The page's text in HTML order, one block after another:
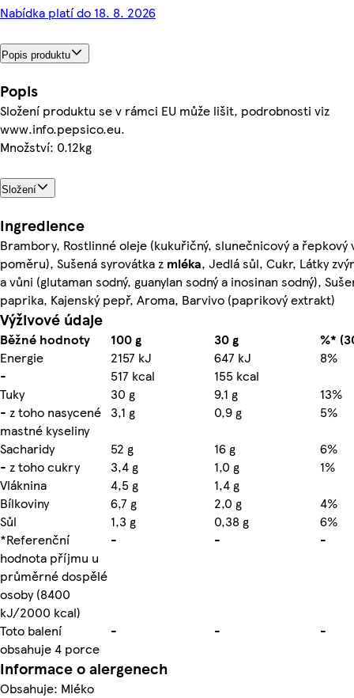
Nabídka platí do 18. 8. 2026
Popis produktu
Popis
Složení produktu se v rámci EU může lišit, podrobnosti viz
www.info.pepsico.eu.
Množství: 0.12kg
Složení
Ingredience
Brambory, Rostlinné oleje (kukuřičný, slunečnicový a řepkový
poměru), Sušená syrovátka z mléka, Jedlá sůl, Cukr, Látky
a vůni (glutaman sodný, guanylan sodný a inosinan sodný),
paprika, Kajenský pepř, Aroma, Barvivo (paprikový extrakt)
Výživové údaje
Běžné hodnoty 100 g 30 g
%*
Energie
2157 kJ 647 kJ
8%
-
517 kcal
155 kcal
Tuky
30 g 9,1 g
13%
- z toho nasycené
mastné kyseliny
3,1 g 0,9 g
5%
Sacharidy
52 g 16 g
6%
- z toho cukry
3,4 g 1,0 g
1%
Vláknina
4,5 g
1,4 g
Bílkoviny
6,7 g 2,0 g
4%
Sůl
1,3 g 0,38 g
6%
*Referenční
hodnota příjmu u
průměrné dospělé
osoby (8400
kJ/2000 kcal)
- - -
Toto balení
obsahuje 4 porce
- - -
Informace o alergenech
Obsahuje: Mléko